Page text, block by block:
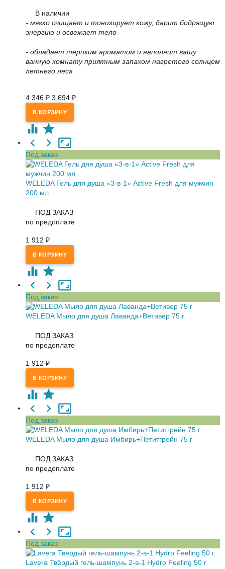
В наличии
- мягко очищает и тонизирует кожу, дарит бодрящую
энергию и освежает тело
- обладает терпким ароматом и наполнит вашу
ванную комнату приятным запахом нагретого солнцем
летнего леса
4 346 ₽ 3 694 ₽
Под заказ
WELEDA Гель для душа «3-в-1» Active Fresh для мужчин
200 мл
ПОД ЗАКАЗ
по предоплате
1 912 ₽
Под заказ
WELEDA Мыло для душа Лаванда+Ветивер 75 г
ПОД ЗАКАЗ
по предоплате
1 912 ₽
Под заказ
WELEDA Мыло для душа Имбирь+Петитгрейн 75 г
ПОД ЗАКАЗ
по предоплате
1 912 ₽
Под заказ
Lavera Твёрдый гель-шампунь 2-в-1 Hydro Feeling 50 г